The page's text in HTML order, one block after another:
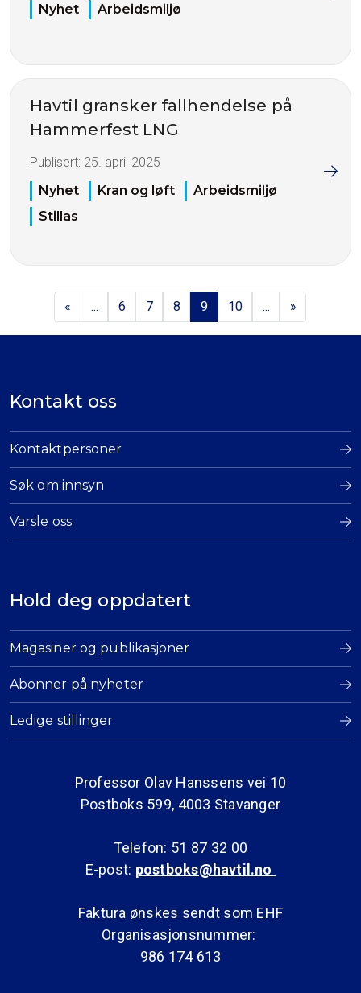
Nyhet
Arbeidsmiljø
Havtil gransker fallhendelse på
Hammerfest LNG
Publisert: 25. april 2025
Nyhet
Kran og løft
Arbeidsmiljø
Stillas
« ... 6 7 8 9 10 ... »
Kontakt oss
Kontaktpersoner
Søk om innsyn
Varsle oss
Hold deg oppdatert
Magasiner og publikasjoner
Abonner på nyheter
Ledige stillinger
Professor Olav Hanssens vei 10
Postboks 599, 4003 Stavanger
Telefon: 51 87 32 00
E-post: postboks@havtil.no
Faktura ønskes sendt som EHF
Organisasjonsnummer:
986 174 613